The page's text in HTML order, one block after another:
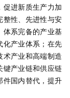
进新质生产力加
整性、先进性与安
体系完备的产业基
化产业体系；在先
产业和高端制造
键产业链和供应链
件国内替代，提升